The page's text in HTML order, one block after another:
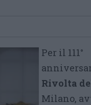
Per il 111°
Rivolta
Milano,